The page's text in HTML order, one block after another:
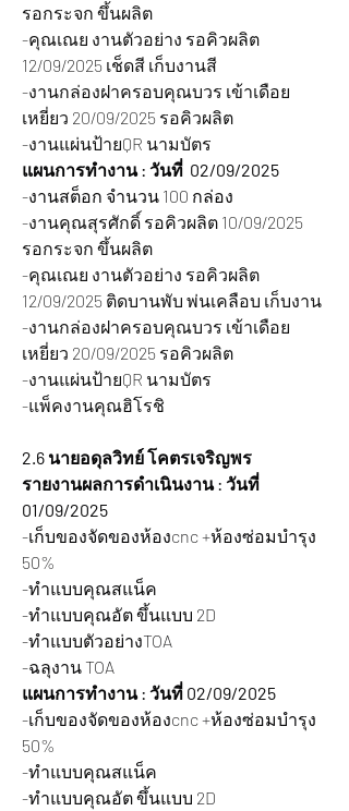
รอกระจก ขึ้นผลิต
-คุณเณย งานตัวอย่าง รอคิวผลิต
12/09/2025 เช็ดสี เก็บงานสี
-งานกล่องฝาครอบคุณบวร เข้าเดือย
เหยี่ยว 20/09/2025 รอคิวผลิต
-งานแผ่นป้ายQR นามบัตร
แผนการทำงาน : วันที่  02/09/2025
-งานสต็อก จำนวน 100 กล่อง
-งานคุณสุรศักดิ์ รอคิวผลิต 10/09/2025
รอกระจก ขึ้นผลิต
-คุณเณย งานตัวอย่าง รอคิวผลิต
12/09/2025 ติดบานพับ พ่นเคลือบ เก็บงาน
-งานกล่องฝาครอบคุณบวร เข้าเดือย
เหยี่ยว 20/09/2025 รอคิวผลิต
-งานแผ่นป้ายQR นามบัตร
-แพ็คงานคุณฮิโรชิ
2.6 นายอดุลวิทย์ โคตรเจริญพร
รายงานผลการดำเนินงาน : วันที่
01/09/2025
-เก็บของจัดของห้องcnc +ห้องซ่อมบำรุง
50%
-ทำแบบคุณสแน็ค
-ทำแบบคุณอัต ขึ้นแบบ 2D
-ทำแบบตัวอย่างTOA
-ฉลุงาน TOA
แผนการทำงาน : วันที่ 02/09/2025
-เก็บของจัดของห้องcnc +ห้องซ่อมบำรุง
50%
-ทำแบบคุณสแน็ค
-ทำแบบคุณอัต ขึ้นแบบ 2D